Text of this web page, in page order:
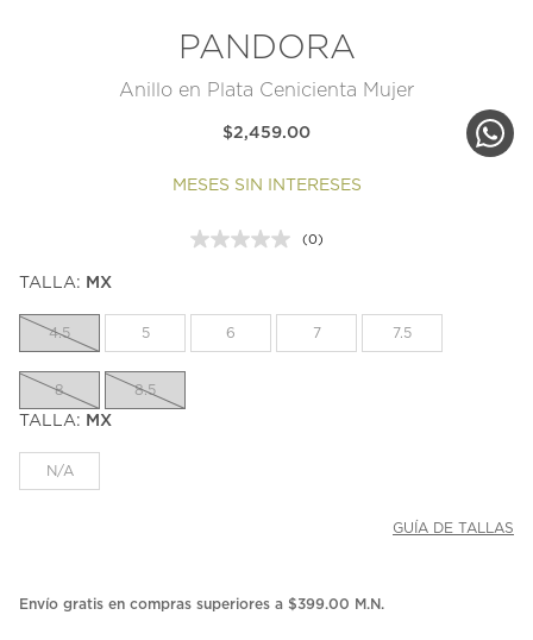
PANDORA
Anillo en Plata Cenicienta Mujer
$2,459.00
MESES SIN INTERESES
Sin
la
misma
(0)
TALLA: MX
4.5 5 6 7 7.5
8 8.5
TALLA: MX
N/A
GUÍA DE TALLAS
Envío gratis en compras superiores a $399.00 M.N.